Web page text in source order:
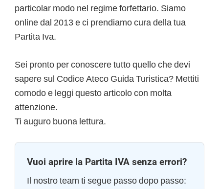
particolar modo nel regime forfettario. Siamo
online dal 2013 e ci prendiamo cura della tua
Partita Iva.
Sei pronto per conoscere tutto quello che devi
sapere sul Codice Ateco Guida Turistica? Mettiti
comodo e leggi questo articolo con molta
attenzione.
Ti auguro buona lettura.
Vuoi aprire la Partita IVA senza errori?
Il nostro team ti segue passo dopo passo: